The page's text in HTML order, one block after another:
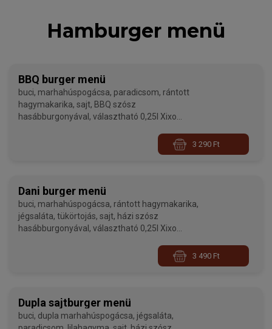
Hamburger menü
BBQ burger menü
buci, marhahúspogácsa, paradicsom, rántott
hagymakarika, sajt, BBQ szósz
hasábburgonyával, választható 0,25l Xixo
3 290 Ft
Dani burger menü
buci, marhahúspogácsa, rántott hagymakarika,
jégsaláta, tükörtojás, sajt, házi szósz
hasábburgonyával, választható 0,25l Xixo
3 490 Ft
Dupla sajtburger menü
buci, dupla marhahúspogácsa, jégsaláta,